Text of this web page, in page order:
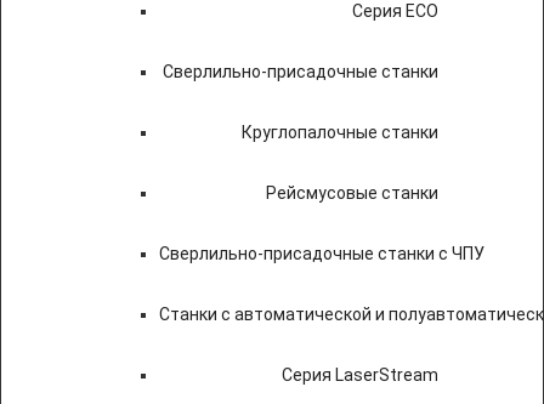
Серия ECO
Сверлильно-присадочные станки
Круглопалочные станки
Рейсмусовые станки
Сверлильно-присадочные станки с ЧПУ
Станки с автоматической и
Серия LaserStream